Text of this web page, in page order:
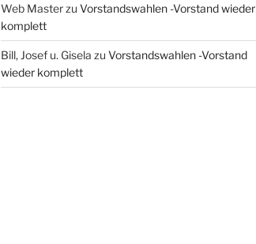
Web Masterzu Vorstandswahlen -Vorstand wieder
komplett
Bill, Josef u. Gisela zu Vorstandswahlen -Vorstand
wieder komplett